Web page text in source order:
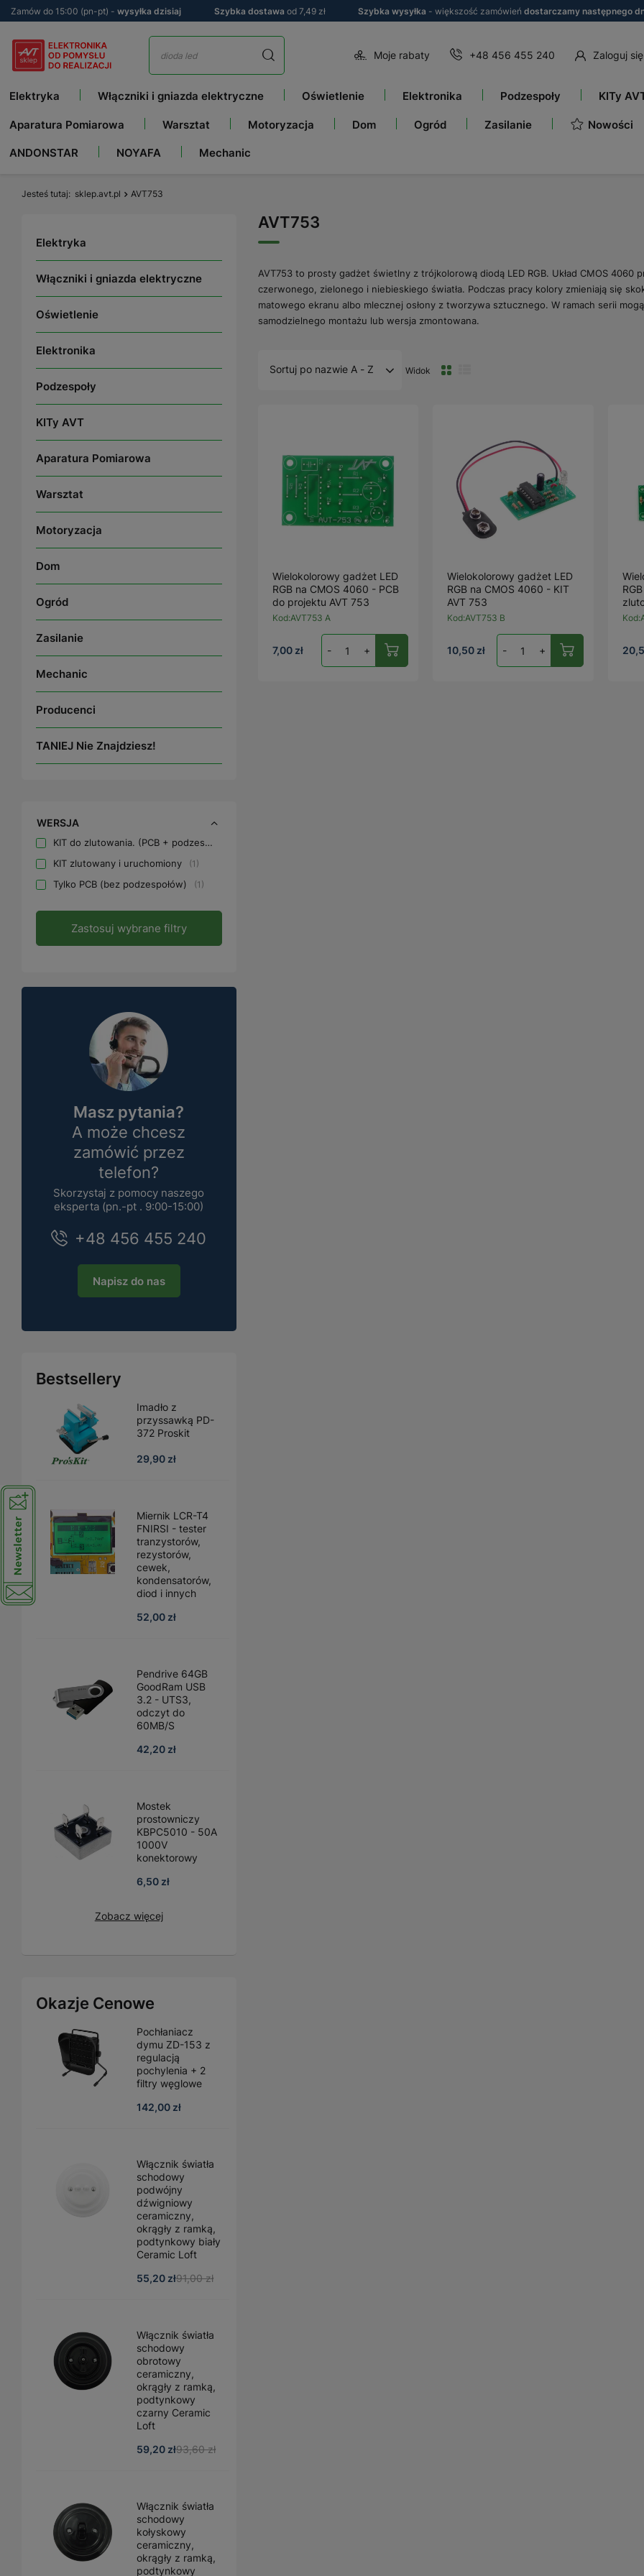
Zamów do 15:00 (pn-pt) - wysyłka dzisiaj Szybka dostawa od 7,49 zł Szybka wysyłka - większość zamówień dostarczamy następnego
Moje rabaty +48 456 455 240 Zaloguj się
Elektryka Włączniki i gniazda elektryczne Oświetlenie Elektronika Podzespoły KITy
Aparatura Pomiarowa Warsztat Motoryzacja Dom Ogród Zasilanie Nowości
ANDONSTAR NOYAFA Mechanic
Jesteś tutaj sklep.avt.pl AVT753
Elektryka
Włączniki i gniazda elektryczne
Oświetlenie
Elektronika
Podzespoły
KITy AVT
Aparatura Pomiarowa
Warsztat
Motoryzacja
Dom
Ogród
Zasilanie
Mechanic
Producenci
TANIEJ Nie Znajdziesz!
WERSJA
KIT do zlutowania. (PCB + podzespoły)
KIT zlutowany i uruchomiony 1
Tylko PCB (bez podzespołów) 1
Zastosuj wybrane filtry
Masz pytania?
A może chcesz
zamówić przez
telefon?
Skorzystaj z pomocy naszego
eksperta (pn.-pt . 9:00-15:00)
+48 456 455 240
Napisz do nas
Bestsellery
Imadło z
przyssawką PD-
372 Proskit
29,90 zł
Miernik LCR-T4
FNIRSI - tester
tranzystorów,
rezystorów,
cewek,
kondensatorów,
diod i innych
52,00 zł
Pendrive 64GB
GoodRam USB
3.2 - UTS3,
odczyt do
60MB/S
42,20 zł
Mostek
prostowniczy
KBPC5010 - 50A
1000V
konektorowy
6,50 zł
Zobacz więcej
Okazje Cenowe
Pochłaniacz
dymu ZD-153 z
regulacją
pochylenia + 2
filtry węglowe
142,00 zł
Włącznik światła
schodowy
podwójny
dźwigniowy
ceramiczny,
okrągły z ramką,
podtynkowy biały
Ceramic Loft
55,20 zł91,00 zł
Włącznik światła
schodowy
obrotowy
ceramiczny,
okrągły z ramką,
podtynkowy
czarny Ceramic
Loft
59,20 zł93,60 zł
Włącznik światła
schodowy
kołyskowy
ceramiczny,
okrągły z ramką,
podtynkowy
AVT753
AVT753 to prosty gadżet świetlny z trójkolorową diodą LED RGB. Układ CMOS
czerwonego, zielonego i niebieskiego światła. Podczas pracy kolory zmieniają się
matowego ekranu albo mlecznej osłony z tworzywa sztucznego. W ramach serii
samodzielnego montażu lub wersja zmontowana.
Sortuj po nazwie A - Z Widok
Wielokolorowy gadżet LED
RGB na CMOS 4060 - PCB
do projektu AVT 753
Kod:AVT753 A
7,00 zł - +
Wielokolorowy gadżet LED
RGB na CMOS 4060 - KIT
AVT 753
Kod:AVT753 B
10,50 zł - +
Kod: